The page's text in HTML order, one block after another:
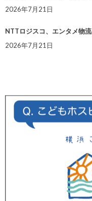
2026年7月21日
NTTロジスコ、エンタメ物
2026年7月21日